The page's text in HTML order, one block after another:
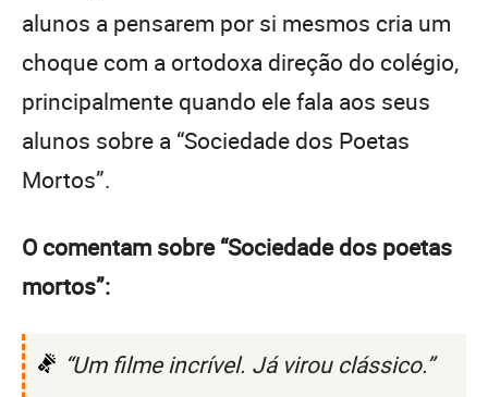
alunos a pensarem por si mesmos cria um
choque com a ortodoxa direção do colégio,
principalmente quando ele fala aos seus
alunos sobre a “Sociedade dos Poetas
Mortos”.
O comentam sobre “Sociedade dos poetas
mortos”:
“Um filme incrível. Já virou clássico.”